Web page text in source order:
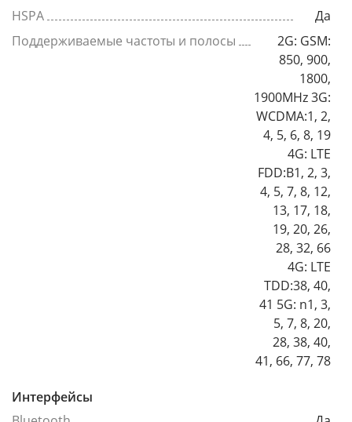
HSPA
Да
Поддерживаемые частоты и полосы
2G: GSM:
850, 900,
1800,
1900MHz 3G:
WCDMA:1, 2,
4, 5, 6, 8, 19
4G: LTE
FDD:B1, 2, 3,
4, 5, 7, 8, 12,
13, 17, 18,
19, 20, 26,
28, 32, 66
4G: LTE
TDD:38, 40,
41 5G: n1, 3,
5, 7, 8, 20,
28, 38, 40,
41, 66, 77, 78
Интерфейсы